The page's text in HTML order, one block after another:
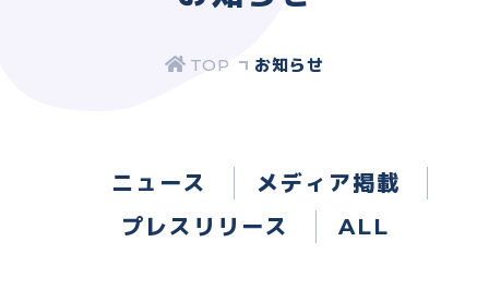
お知らせ
ニュース
メディア掲載
プレスリリース
ALL